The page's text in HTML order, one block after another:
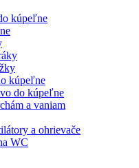
kúpeľne
kúpeľne
do kúpeľne
a vaniam
a ohrievače
WC